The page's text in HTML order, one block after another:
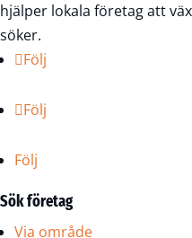
hjälper lokala företag att
söker.
Följ
Följ
Följ
Sök företag
Via område